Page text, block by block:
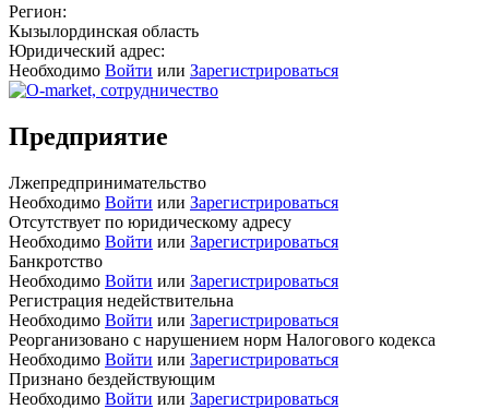
Регион:
Кызылординская область
Юридический адрес:
Необходимо Войти или Зарегистрироваться
Предприятие
Лжепредпринимательство
Необходимо Войти или Зарегистрироваться
Отсутствует по юридическому адресу
Необходимо Войти или Зарегистрироваться
Банкротство
Необходимо Войти или Зарегистрироваться
Регистрация недействительна
Необходимо Войти или Зарегистрироваться
Реорганизовано с нарушением норм Налогового кодекса
Необходимо Войти или Зарегистрироваться
Признано бездействующим
Необходимо Войти или Зарегистрироваться